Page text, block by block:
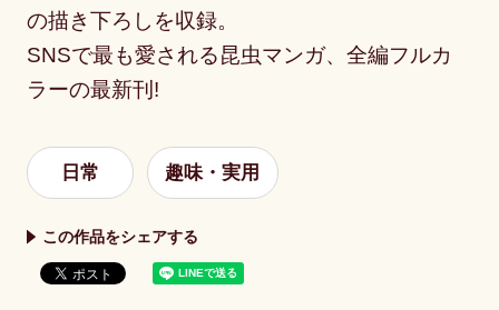
の描き下ろしを収録。
SNSで最も愛される昆虫マンガ、全編フルカ
ラーの最新刊!
日常 趣味・実用
この作品をシェアする